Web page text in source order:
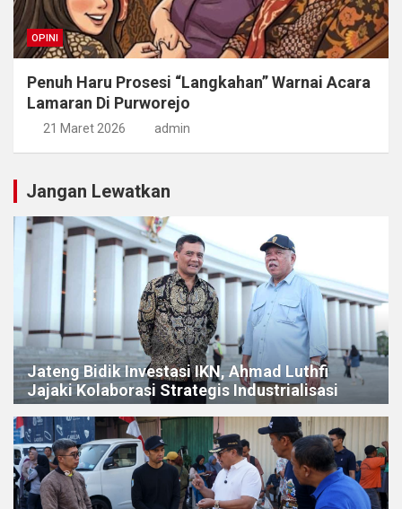
OPINI
Penuh Haru Prosesi “Langkahan” Warnai Acara
Lamaran Di Purworejo
21 Maret 2026 admin
Jangan Lewatkan
Jateng Bidik Investasi IKN, Ahmad Luthfi
Jajaki Kolaborasi Strategis Industrialisasi